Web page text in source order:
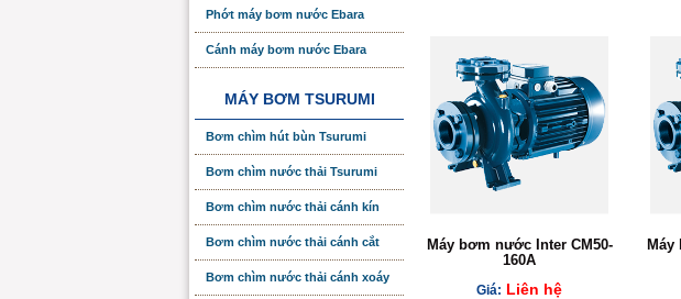
Máy bơm nước Inter CM50-
160A
Giá: Liên hệ
Máy
Phớt máy bơm nước Ebara
Cánh máy bơm nước Ebara
MÁY BƠM TSURUMI
Bơm chìm hút bùn Tsurumi
Bơm chìm nước thải Tsurumi
Bơm chìm nước thải cánh kín
Bơm chìm nước thải cánh cắt
Bơm chìm nước thải cánh xoáy